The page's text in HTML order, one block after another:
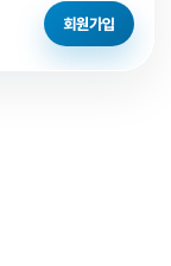
회원가입